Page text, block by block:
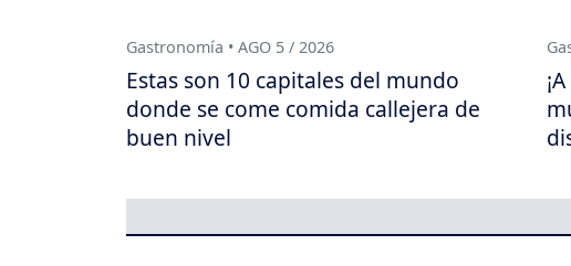
Gastronomía • AGO 5 / 2026
Estas son 10 capitales del mundo
donde se come comida callejera de
buen nivel